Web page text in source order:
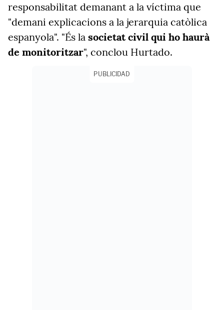
responsabilitat demanant a la víctima que
"demani explicacions a la jerarquia catòlica
espanyola". "És la societat civil qui ho haurà
de monitoritzar", conclou Hurtado.
PUBLICIDAD